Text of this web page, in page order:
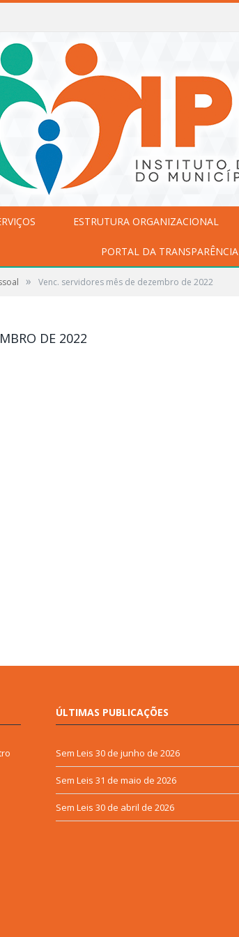
ESTRUTURA ORGANIZACIONAL
PORTAL DA TRANSPARÊNCIA
» Venc. servidores mês de dezembro de 2022
DE 2022
ÚLTIMAS PUBLICAÇÕES
Sem Leis 30 de junho de 2026
Sem Leis 31 de maio de 2026
Sem Leis 30 de abril de 2026